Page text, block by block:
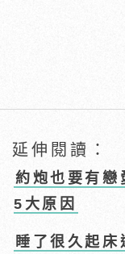
延伸閱讀：
約炮也要有戀
5大原因
睡了很久起床